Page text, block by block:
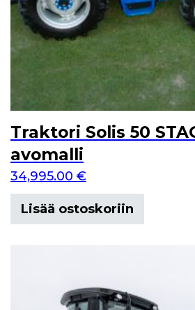
Traktori Solis 50
avomalli
34,995.00 €
Lisää ostoskoriin